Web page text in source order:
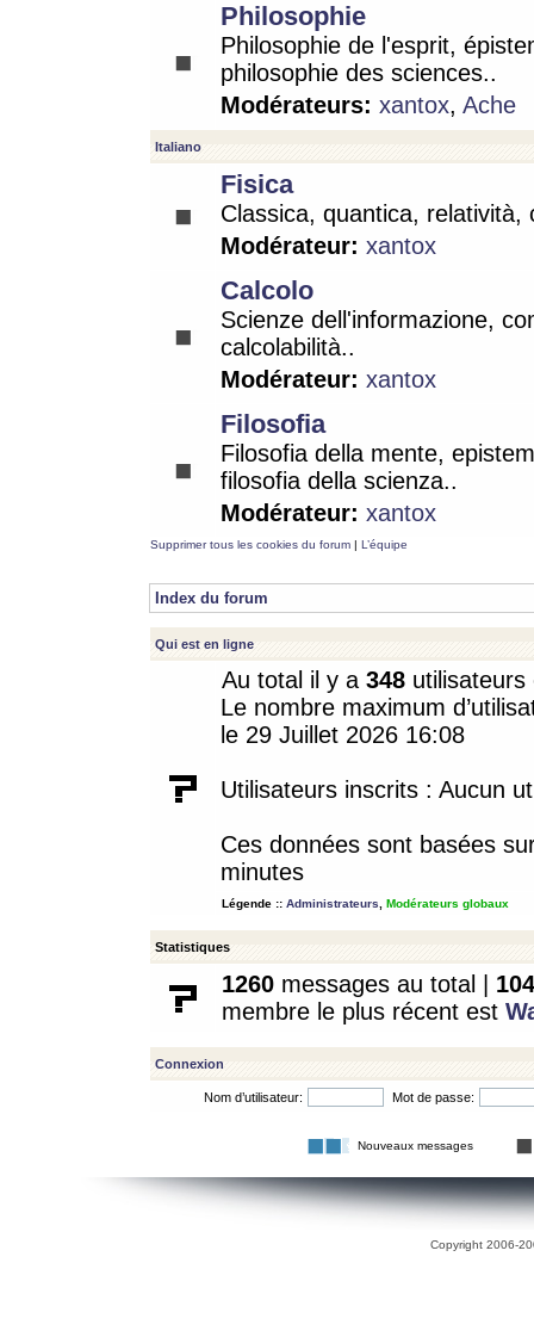
Philosophie
Philosophie de l'esprit,
philosophie des sciences..
Modérateurs: xantox, Ache
Italiano
Fisica
Classica, quantica, relatività,
Modérateur: xantox
Calcolo
Scienze dell'informazione,
calcolabilità..
Modérateur: xantox
Filosofia
Filosofia della mente,
filosofia della scienza..
Modérateur: xantox
Supprimer tous les cookies du forum | L’équipe
Index du forum
Qui est en ligne
Au total il y a 348
Le nombre maximum
le 29 Juillet 2026 16:08
Utilisateurs inscrits : Aucun
Ces données sont basées
minutes
Légende :: Administrateurs Modérateurs globaux
Statistiques
1260 messages au total | 104
membre le plus récent est
Connexion
Nom d’utilisateur: Mot de passe:
Nouveaux messages
Copyright 2006-